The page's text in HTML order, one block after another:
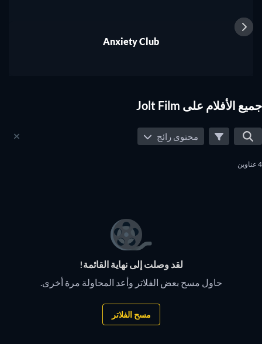
فلتر شريط المشاهدة يعمل على صفحة الأعمال الجديدة
وبنقرة واحدة على زر إعادة الضبط يمكنكم رؤية المحتوى الكامل
التلقائي لإعداداتكم الشخصية للفلاتر على صفحة الأعمال الجديدة
(التي تطالعونها الآن). كما يعمل أيضاً على صفحة المحتوى الرائج
Anxiety Club
جميع الأفلام على Jolt Film
محتوى رائج
4 عناوين
لقد وصلت إلى نهاية القائمة!
حاول مسح بعض الفلاتر وأعد المحاولة مرة أخرى.
مسح الفلاتر